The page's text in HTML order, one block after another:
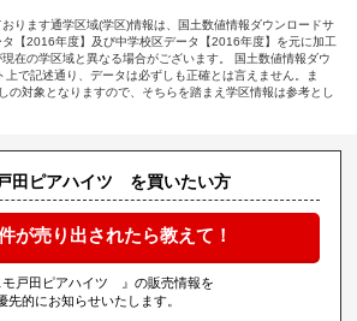
ります通学区域(学区)情報は、国土数値情報ダウンロードサ
【2016年度】及び中学校区データ【2016年度】を元に加工
在の学区域と異なる場合がございます。 国土数値情報ダウ
上で記述通り、データは必ずしも正確とは言えません。ま
の対象となりますので、そちらを踏まえ学区情報は参考とし
田ピアハイツ を買いたい方
が売り出されたら教えて！
モ戸田ピアハイツ 』の販売情報を
先的にお知らせいたします。